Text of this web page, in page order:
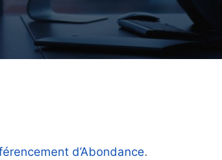
d’Abondance.